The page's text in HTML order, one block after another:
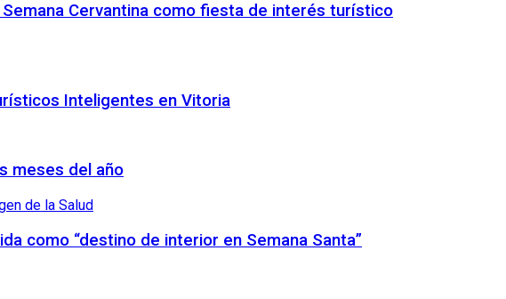
Cervantina como fiesta de interés turístico
Inteligentes en Vitoria
meses del año
como “destino de interior en Semana Santa”